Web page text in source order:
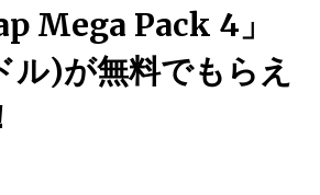
Mega Pack 4」
ル)が無料でもらえ